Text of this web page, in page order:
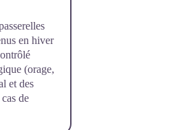
en hiver
(orage,
et des
de